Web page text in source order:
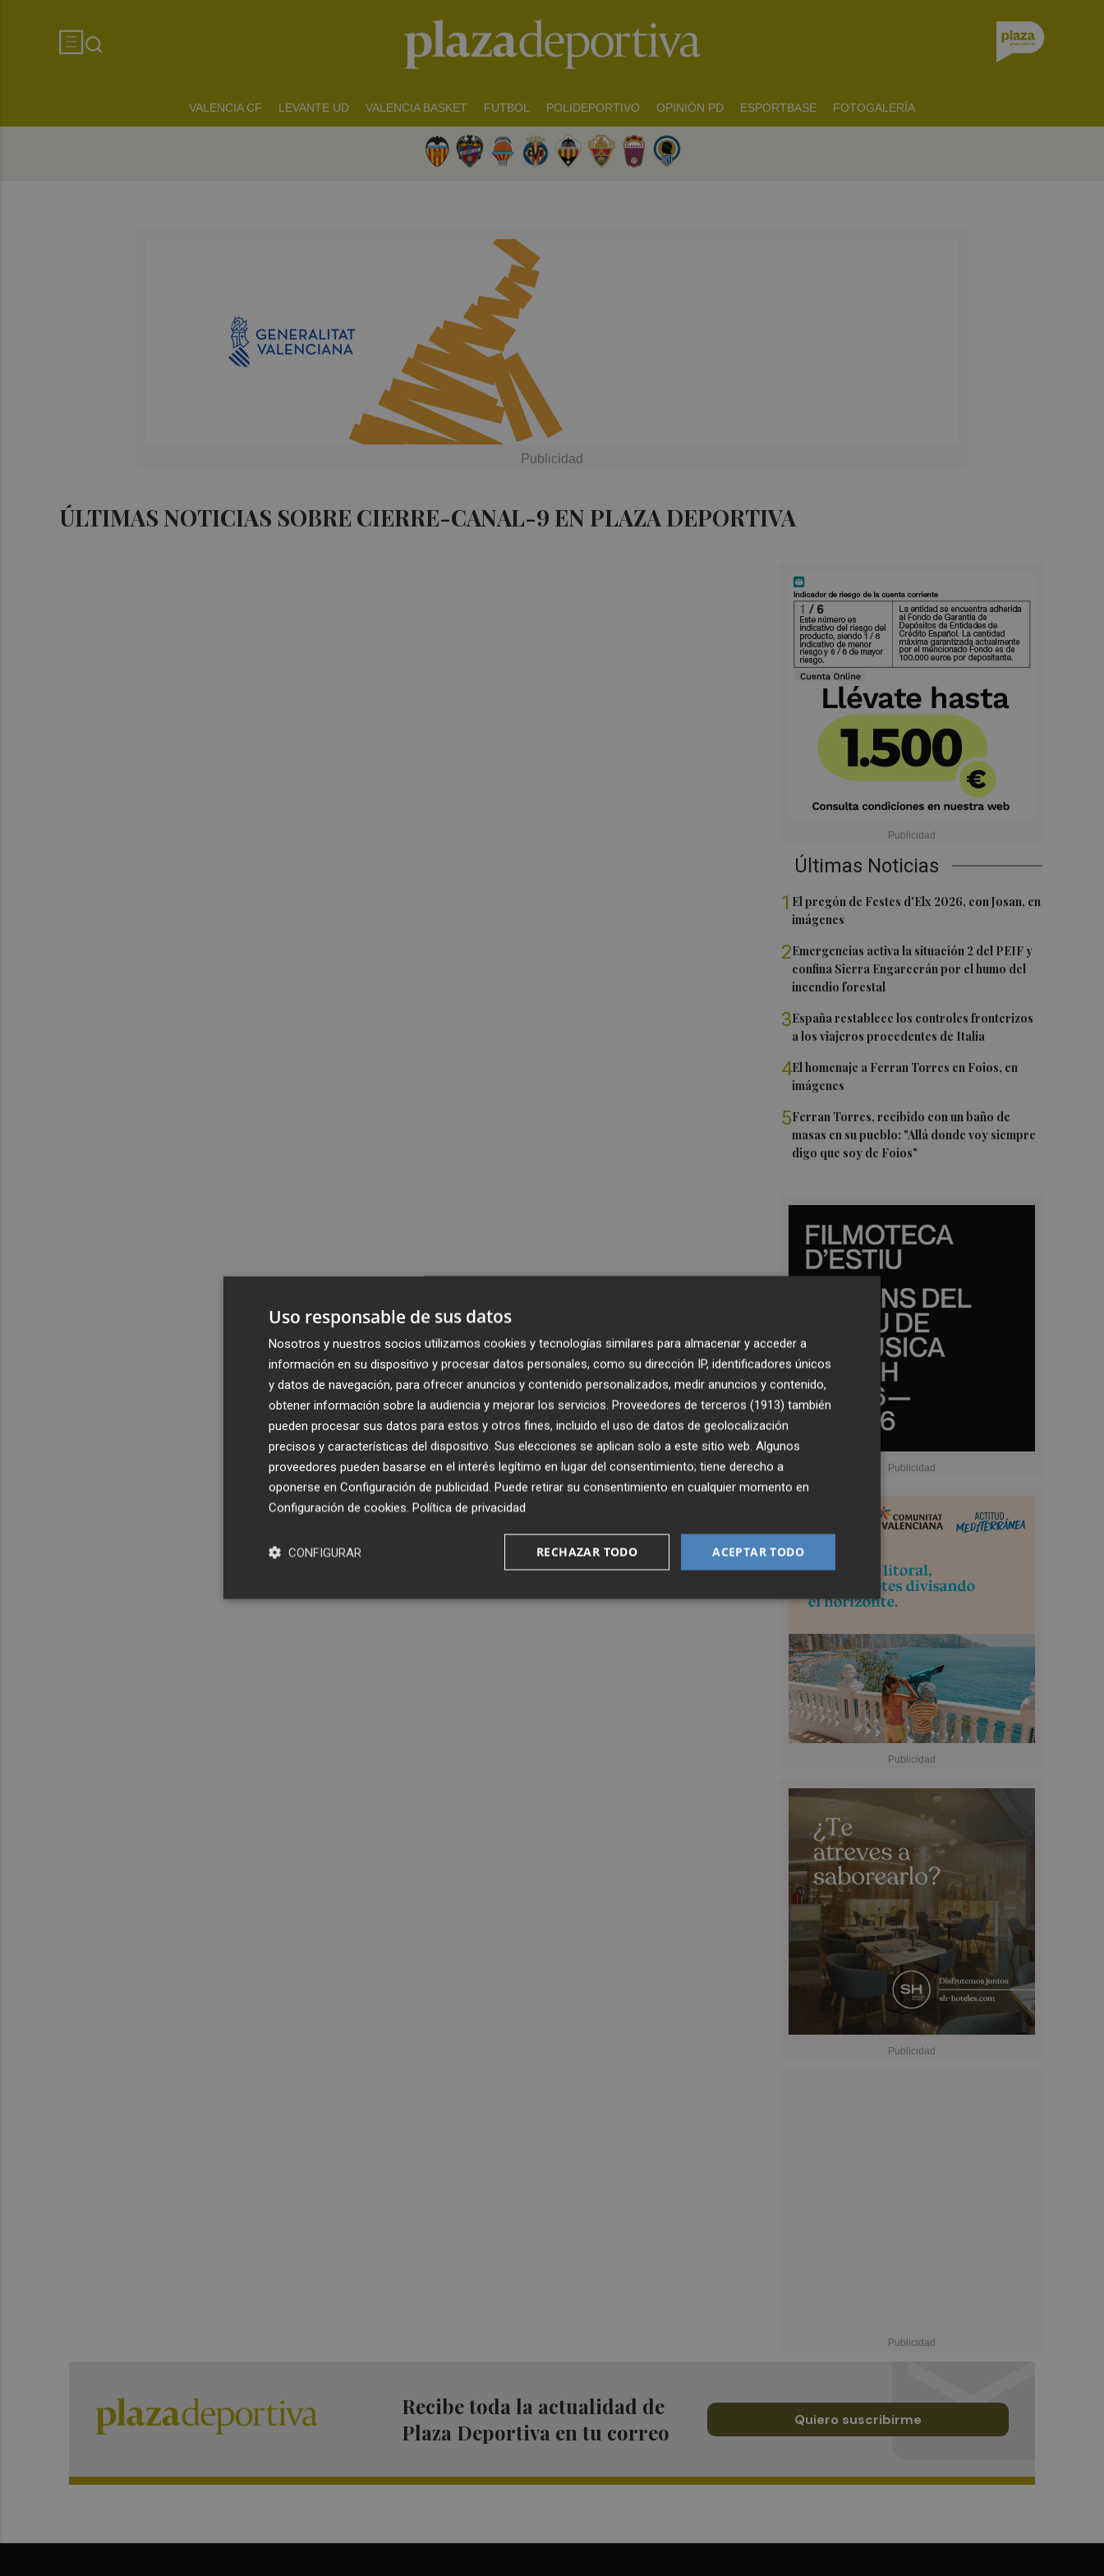
VALENCIA CF LEVANTE UD VALENCIA BASKET FUTBOL POLIDEPORTIVO OPINIÓN PD ESPORTBASE FOTOGALERÍA
ÚLTIMAS NOTICIAS SOBRE CIERRE-CANAL-9 EN PLAZA DEPORTIVA
Últimas Noticias
1 El pregón de Festes d'Elx 2026, con Josan, en
imágenes
2Emergencias activa la situación 2 del PEIF y
confina Sierra Engarcerán por el humo del
incendio forestal
3España restablece los controles fronterizos
a los viajeros procedentes de Italia
4El homenaje a Ferran Torres en Foios, en
imágenes
5Ferran Torres, recibido con un baño de
masas en su pueblo: "Allá donde voy siempre
digo que soy de Foios"
Recibe toda la actualidad de
Plaza Deportiva en tu correo
Quiero suscribirme
Uso responsable de sus datos
Nosotros y nuestros socios utilizamos cookies y tecnologías similares para almacenar y acceder a
información en su dispositivo y procesar datos personales, como su dirección IP, identificadores únicos
y datos de navegación, para ofrecer anuncios y contenido personalizados, medir anuncios y contenido,
obtener información sobre la audiencia y mejorar los servicios. Proveedores de terceros (1913) también
pueden procesar sus datos para estos y otros fines, incluido el uso de datos de geolocalización
precisos y características del dispositivo. Sus elecciones se aplican solo a este sitio web. Algunos
proveedores pueden basarse en el interés legítimo en lugar del consentimiento; tiene derecho a
oponerse en Configuración de publicidad. Puede retirar su consentimiento en cualquier momento en
Configuración de cookies. Política de privacidad
ACEPTAR TODO
RECHAZAR TODO
CONFIGURAR